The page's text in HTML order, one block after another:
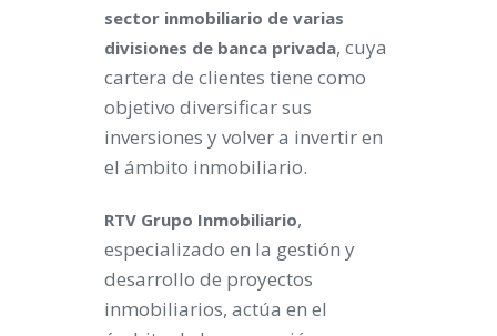
sector inmobiliario de varias
divisiones de banca privada, cuya
cartera de clientes tiene como
objetivo diversificar sus
inversiones y volver a invertir en
el ámbito inmobiliario.
RTV Grupo Inmobiliario,
especializado en la gestión y
desarrollo de proyectos
inmobiliarios, actúa en el